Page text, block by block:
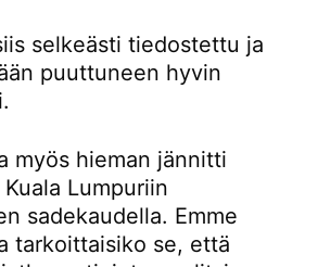
selkeästi tiedostettu ja
puuttuneen hyvin
myös hieman jännitti
Lumpuriin
sadekaudella. Emme
tarkoittaisiko se, että